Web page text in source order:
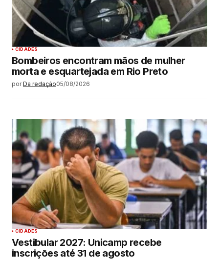
CIDADES
Bombeiros encontram mãos de mulher
morta e esquartejada em Rio Preto
por Da redação05/08/2026
CIDADES
Vestibular 2027: Unicamp recebe
inscrições até 31 de agosto